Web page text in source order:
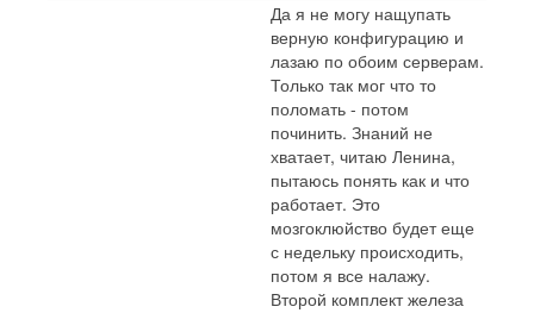
Да я не могу нащупать
верную конфигурацию и
лазаю по обоим серверам.
Только так мог что то
поломать - потом
починить. Знаний не
хватает, читаю Ленина,
пытаюсь понять как и что
работает. Это
мозгоклюйство будет еще
с недельку происходить,
потом я все налажу.
Второй комплект железа